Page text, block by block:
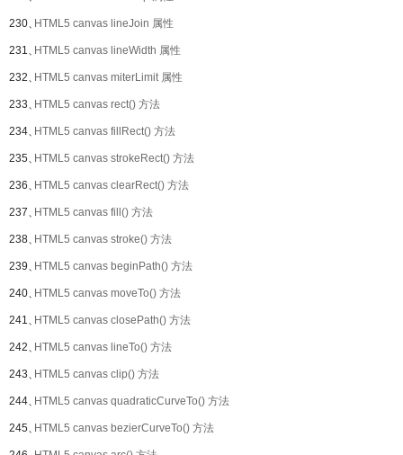
230、HTML5 canvas lineJoin 属性
231、HTML5 canvas lineWidth 属性
232、HTML5 canvas miterLimit 属性
233、HTML5 canvas rect() 方法
234、HTML5 canvas fillRect() 方法
235、HTML5 canvas strokeRect() 方法
236、HTML5 canvas clearRect() 方法
237、HTML5 canvas fill() 方法
238、HTML5 canvas stroke() 方法
239、HTML5 canvas beginPath() 方法
240、HTML5 canvas moveTo() 方法
241、HTML5 canvas closePath() 方法
242、HTML5 canvas lineTo() 方法
243、HTML5 canvas clip() 方法
244、HTML5 canvas quadraticCurveTo() 方法
245、HTML5 canvas bezierCurveTo() 方法